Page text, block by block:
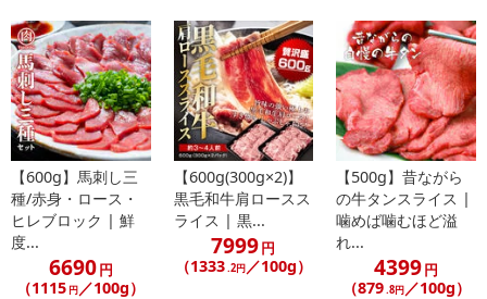
【600g】馬刺し三
種/赤身・ロース・
ヒレブロック | 鮮
度...
6690円
（1115 円／100g）
【600g(300g×2)】
黒毛和牛肩ロースス
ライス | 黒...
7999円
（1333.2円／100g）
【500g】昔ながら
の牛タンスライス |
噛めば噛むほど溢
れ...
4399円
（879.8円／100g）